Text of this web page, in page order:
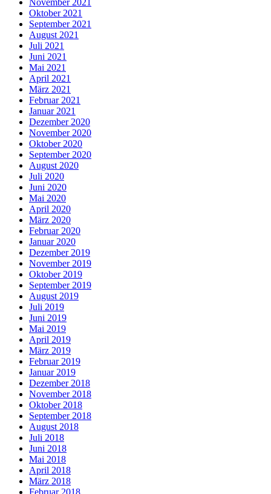
November 2021
Oktober 2021
September 2021
August 2021
Juli 2021
Juni 2021
Mai 2021
April 2021
März 2021
Februar 2021
Januar 2021
Dezember 2020
November 2020
Oktober 2020
September 2020
August 2020
Juli 2020
Juni 2020
Mai 2020
April 2020
März 2020
Februar 2020
Januar 2020
Dezember 2019
November 2019
Oktober 2019
September 2019
August 2019
Juli 2019
Juni 2019
Mai 2019
April 2019
März 2019
Februar 2019
Januar 2019
Dezember 2018
November 2018
Oktober 2018
September 2018
August 2018
Juli 2018
Juni 2018
Mai 2018
April 2018
März 2018